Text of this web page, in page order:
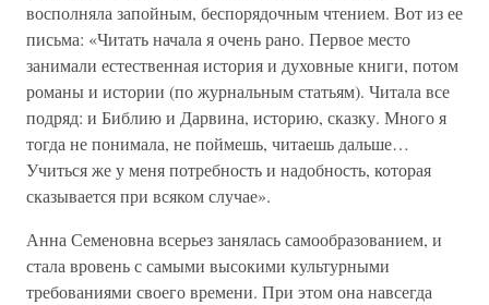
восполняла запойным, беспорядочным чтением. Вот из ее
письма: «Читать начала я очень рано. Первое место
занимали естественная история и духовные книги, потом
романы и истории (по журнальным статьям). Читала все
подряд: и Библию и Дарвина, историю, сказку. Много я
тогда не понимала, не поймешь, читаешь дальше…
Учиться же у меня потребность и надобность, которая
сказывается при всяком случае».
Анна Семеновна всерьез занялась самообразованием, и
стала вровень с самыми высокими культурными
требованиями своего времени. При этом она навсегда